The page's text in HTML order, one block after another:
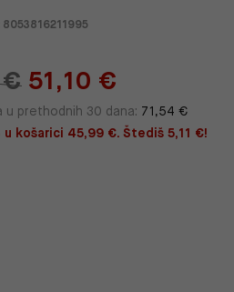
8053816211995
€ 51,10 €
u prethodnih 30 dana: 71,54 €
u košarici 45,99 €. Štediš 5,11 €!